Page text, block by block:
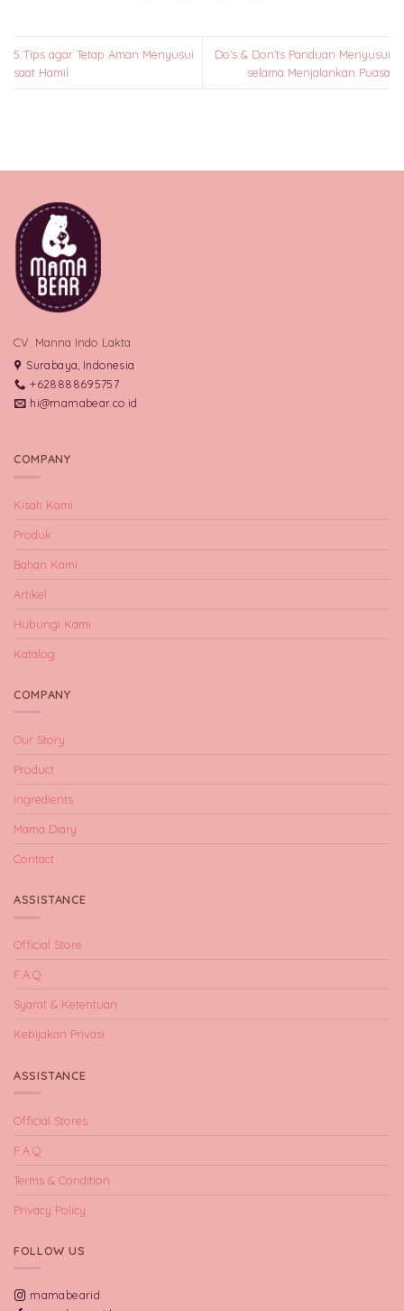
5 Tips agar Tetap Aman Menyusui
saat Hamil
Do’s & Don’ts Panduan Menyusui
selama Menjalankan Puasa
CV. Manna Indo Lakta
Surabaya, Indonesia
+628888695757
hi@mamabear.co.id
COMPANY
Kisah Kami
Produk
Bahan Kami
Artikel
Hubungi Kami
Katalog
COMPANY
Our Story
Product
Ingredients
Mama Diary
Contact
ASSISTANCE
Official Store
F.A.Q
Syarat & Ketentuan
Kebijakan Privasi
ASSISTANCE
Official Stores
F.A.Q
Terms & Condition
Privacy Policy
FOLLOW US
mamabearid